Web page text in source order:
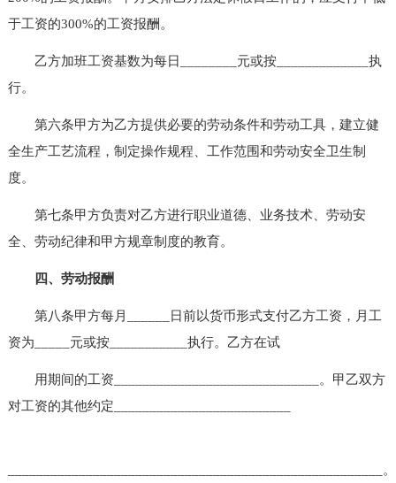
于工资的300%的工资报酬。
乙方加班工资基数为每日________元或按_____________执
行。
第六条甲方为乙方提供必要的劳动条件和劳动工具，建立健
全生产工艺流程，制定操作规程、工作范围和劳动安全卫生制
度。
第七条甲方负责对乙方进行职业道德、业务技术、劳动安
全、劳动纪律和甲方规章制度的教育。
四、劳动报酬
第八条甲方每月______日前以货币形式支付乙方工资，月工
资为_____元或按___________执行。乙方在试
用期间的工资_____________________________。甲乙双方
对工资的其他约定_________________________
_____________________________________________________。